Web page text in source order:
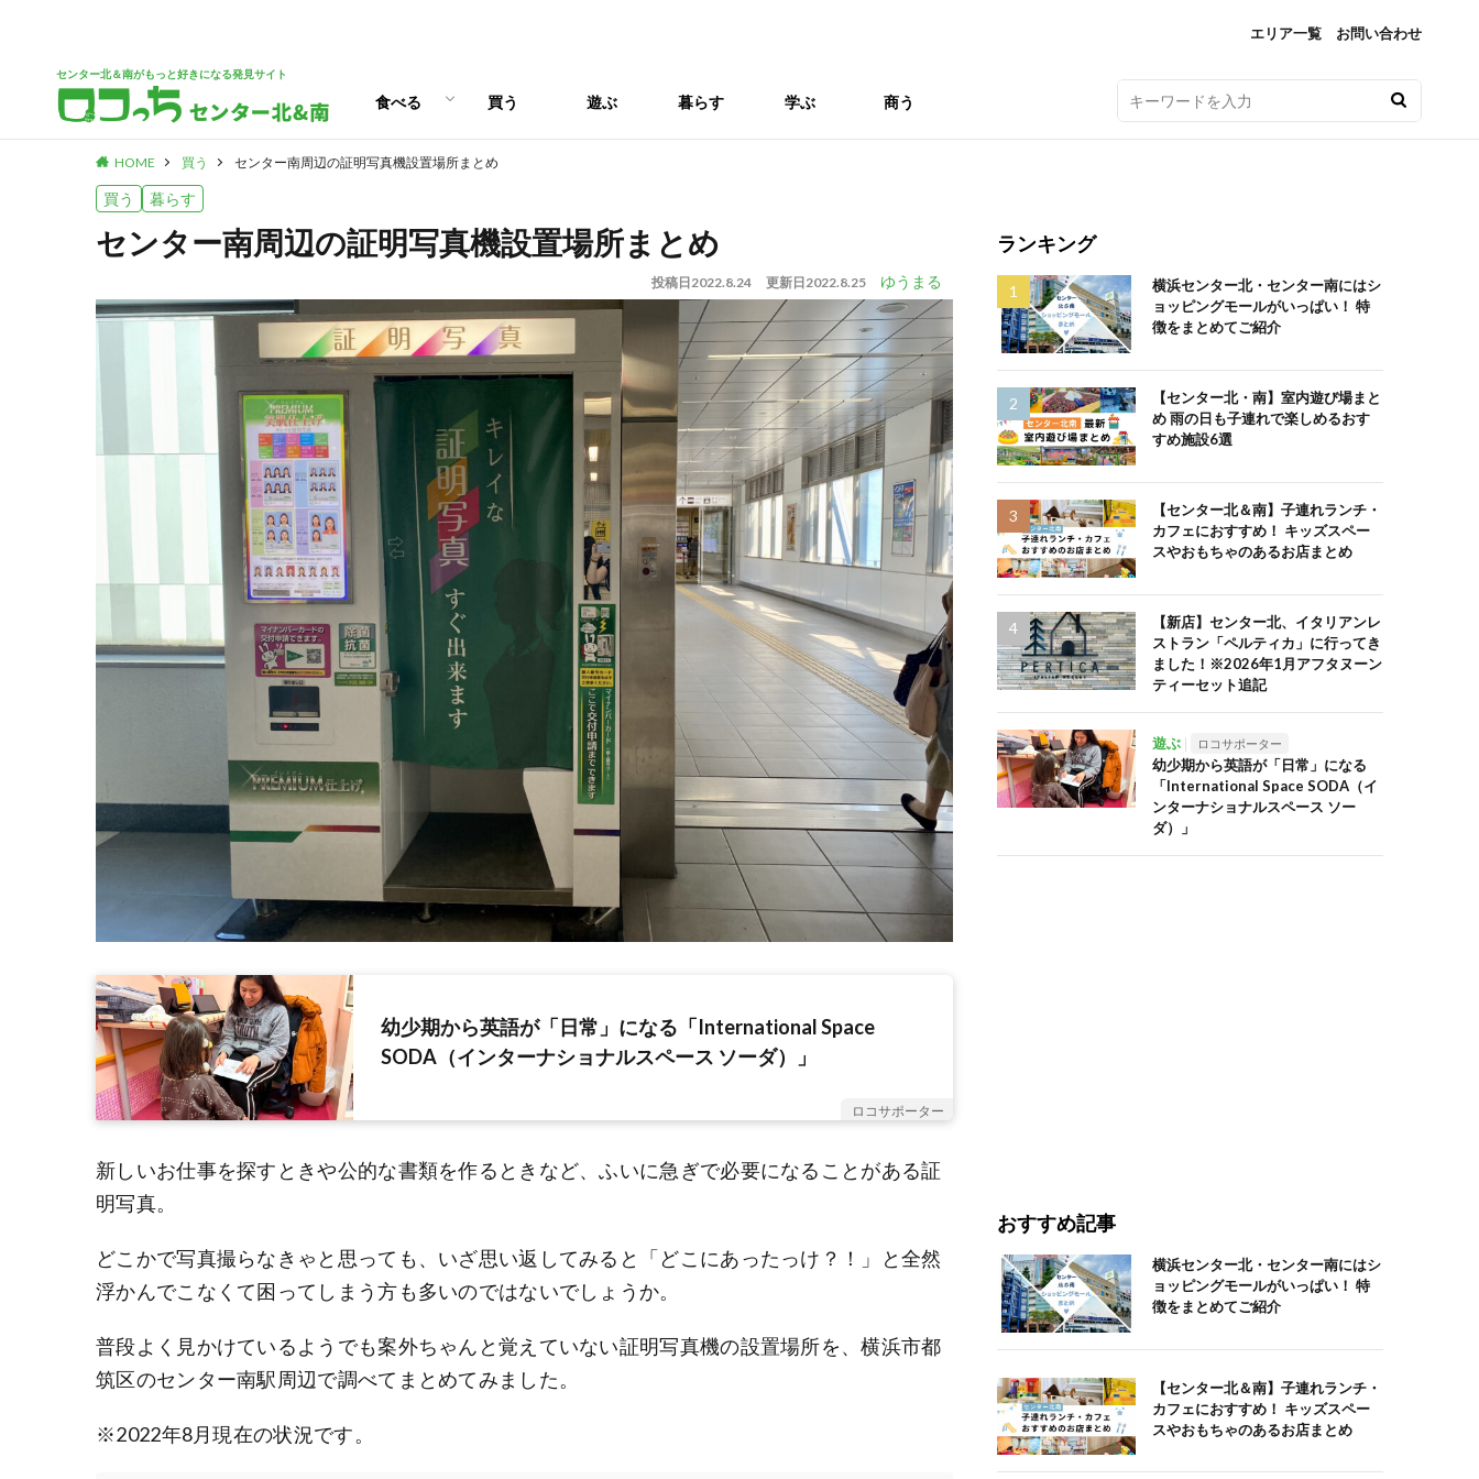
エリア一覧 お問い合わせ
センター北＆南がもっと好きになる発見サイト
食べる
パン
スイーツ
ランチ
カフェ
買う 遊ぶ 暮らす 学ぶ 商う
HOME 買う センター南周辺の証明写真機設置場所まとめ
買う 暮らす
センター南周辺の証明写真機設置場所まとめ
投稿日2022.8.24 更新日2022.8.25 ゆうまる
幼少期から英語が「日常」になる「International Space
SODA（インターナショナルスペース ソーダ）」
ロコサポーター
新しいお仕事を探すときや公的な書類を作るときなど、ふいに急ぎで必要になることがある証
明写真。
どこかで写真撮らなきゃと思っても、いざ思い返してみると「どこにあったっけ？！」と全然
浮かんでこなくて困ってしまう方も多いのではないでしょうか。
普段よく見かけているようでも案外ちゃんと覚えていない証明写真機の設置場所を、横浜市都
筑区のセンター南駅周辺で調べてまとめてみました。
※2022年8月現在の状況です。
ランキング
横浜センター北・センター南にはシ
ョッピングモールがいっぱい！ 特
徴をまとめてご紹介
【センター北・南】室内遊び場まと
め 雨の日も子連れで楽しめるおす
すめ施設6選
【センター北＆南】子連れランチ・
カフェにおすすめ！ キッズスペー
スやおもちゃのあるお店まとめ
【新店】センター北、イタリアンレ
ストラン「ペルティカ」に行ってき
ました！※2026年1月アフタヌーン
ティーセット追記
遊ぶ ロコサポーター
幼少期から英語が「日常」になる
「International Space SODA（イ
ンターナショナルスペース ソー
ダ）」
おすすめ記事
横浜センター北・センター南にはシ
ョッピングモールがいっぱい！ 特
徴をまとめてご紹介
【センター北＆南】子連れランチ・
カフェにおすすめ！ キッズスペー
スやおもちゃのあるお店まとめ